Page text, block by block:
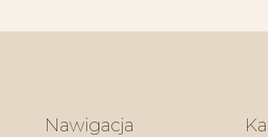
Nawigacja